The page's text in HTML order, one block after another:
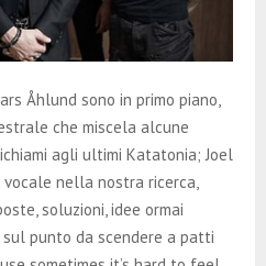
Åhlund sono in primo piano,
che miscela alcune
agli ultimi Katatonia; Joel
nella nostra ricerca,
soluzioni, idee ormai
sul punto da scendere a patti